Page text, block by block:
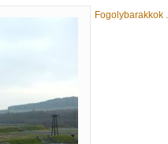
Fogolybarakkok